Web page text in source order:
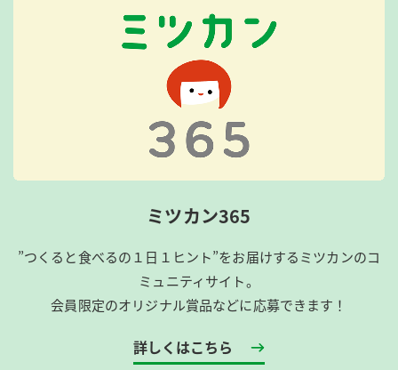
ミツカン365
”つくると食べるの１日１ヒント”をお届けするミツカンのコ
ミュニティサイト。
会員限定のオリジナル賞品などに応募できます！
詳しくはこちら